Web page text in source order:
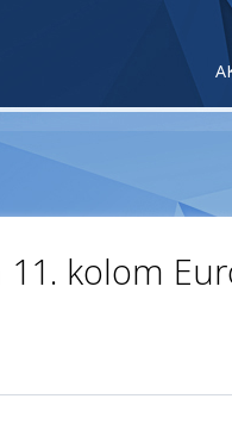
kolom